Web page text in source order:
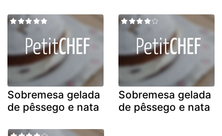
Sobremesa gelada
de pêssego e nata
Sobremesa gelada
de pêssego e nata